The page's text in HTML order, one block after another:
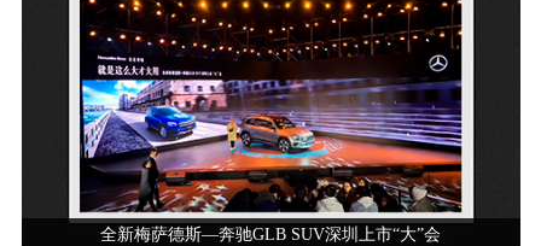
全新梅萨德斯—奔驰GLB SUV深圳上市“大”会